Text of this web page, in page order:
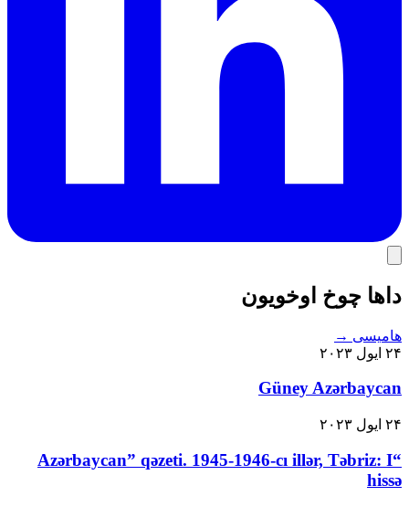
داها چوخ اوخویون
هامیسی →
۲۴ ایول ۲۰۲۳
Güney Azərbaycan
۲۴ ایول ۲۰۲۳
“Azərbaycan” qəzeti. 1945-1946-cı illər, Təbriz: I
hissə